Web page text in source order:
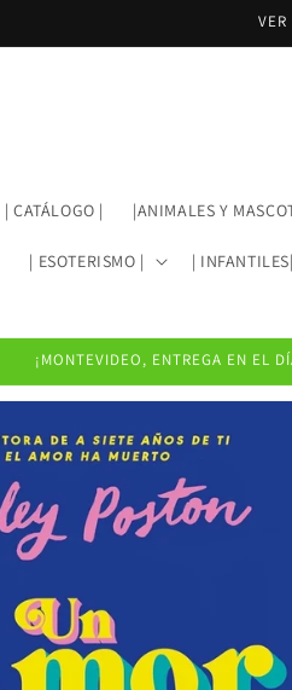
VER
| CATÁLOGO | |ANIMALES Y
| ESOTERISMO | | INFANTILES|
¡MONTEVIDEO, ENTREGA EN